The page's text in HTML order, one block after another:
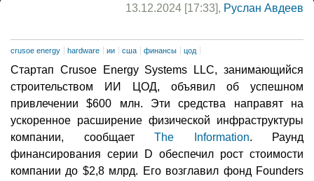
13.12.2024 [17:33], Руслан Авдеев
crusoe energy hardware ии сша финансы цод
Стартап Crusoe Energy Systems LLC, занимающийся
строительством ИИ ЦОД, объявил об успешном
привлечении $600 млн. Эти средства направят на
ускоренное расширение физической инфраструктуры
компании, сообщает The Information. Раунд
финансирования серии D обеспечил рост стоимости
компании до $2,8 млрд. Его возглавил фонд Founders